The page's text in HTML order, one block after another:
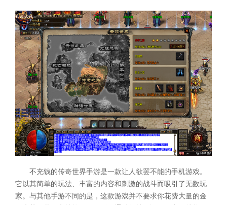
不充钱的传奇世界手游是一款让人欲罢不能的手机游戏。
它以其简单的玩法、丰富的内容和刺激的战斗而吸引了无数玩
家。与其他手游不同的是，这款游戏并不要求你花费大量的金